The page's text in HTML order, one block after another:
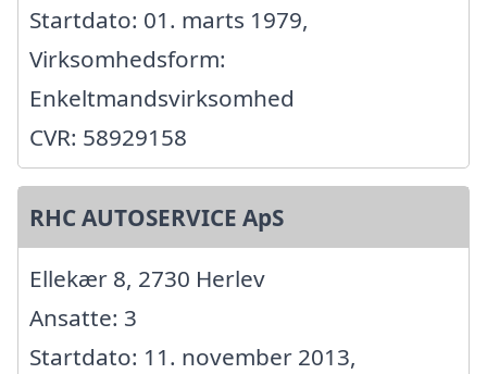
Startdato: 01. marts 1979,
Virksomhedsform:
Enkeltmandsvirksomhed
CVR: 58929158
RHC AUTOSERVICE ApS
Ellekær 8, 2730 Herlev
Ansatte: 3
Startdato: 11. november 2013,